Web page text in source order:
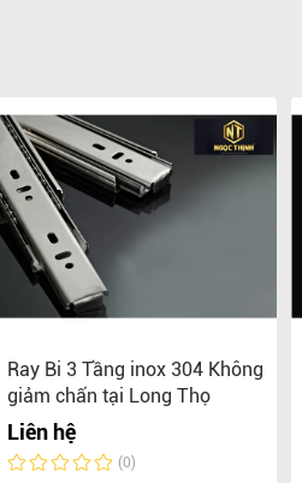
Ray Bi 3 Tầng inox 304 Không
giảm chấn tại Long Thọ
Liên hệ
(0)